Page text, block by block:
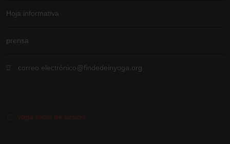
Hoja informativa
prensa
correo electrónico@findedeinyoga.org
yoga inicio de sesión